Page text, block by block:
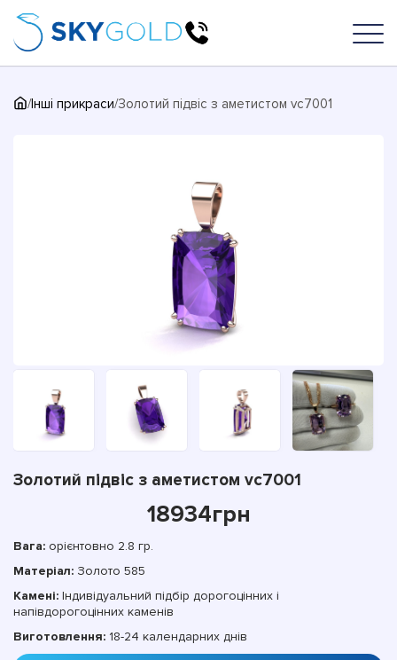
/Інші прикраси/Золотий підвіс з аметистом vc7001
Золотий підвіс з аметистом vc7001
18934грн
Вага: орієнтовно 2.8 гр.
Матеріал: Золото 585
Камені: Індивідуальний підбір дорогоцінних і
напівдорогоцінних каменів
Виготовлення: 18-24 календарних днів